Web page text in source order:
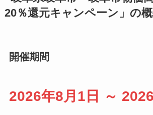
20％還元キャンペーン」の
開催期間
2026年8月1日 ～